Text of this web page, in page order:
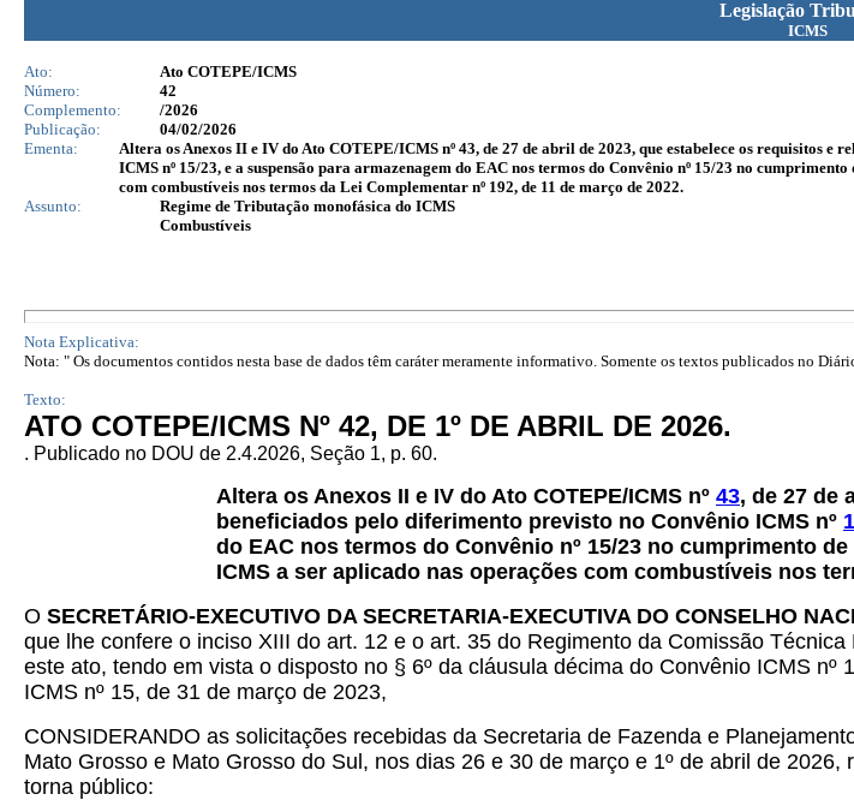
Legislação
ICMS
Ato:
Ato COTEPE/ICMS
Número:
42
Complemento:
/2026
Publicação:
04/02/2026
Ementa:
Altera os Anexos II e IV do Ato COTEPE/ICMS nº 43, de 27 de abril de 2023, que estabelece os requisitos
ICMS nº 15/23, e a suspensão para armazenagem do EAC nos termos do Convênio nº 15/23 no
com combustíveis nos termos da Lei Complementar nº 192, de 11 de março de 2022.
Assunto:
Regime de Tributação monofásica do ICMS
Combustíveis
Nota Explicativa:
Nota: " Os documentos contidos nesta base de dados têm caráter meramente informativo. Somente os textos publicados no
Texto:
ATO COTEPE/ICMS Nº 42, DE 1º DE ABRIL DE 2026.
. Publicado no DOU de 2.4.2026, Seção 1, p. 60.
Altera os Anexos II e IV do Ato COTEPE/ICMS nº 43, de 27 de
beneficiados pelo diferimento previsto no Convênio ICMS nº
do EAC nos termos do Convênio nº 15/23 no cumprimento
ICMS a ser aplicado nas operações com combustíveis nos
O SECRETÁRIO-EXECUTIVO DA SECRETARIA-EXECUTIVA DO CONSELHO
que lhe confere o inciso XIII do art. 12 e o art. 35 do Regimento da Comissão
este ato, tendo em vista o disposto no § 6º da cláusula décima do Convênio ICMS
ICMS nº 15, de 31 de março de 2023,
CONSIDERANDO as solicitações recebidas da Secretaria de Fazenda e
Mato Grosso e Mato Grosso do Sul, nos dias 26 e 30 de março e 1º de abril de
torna público: